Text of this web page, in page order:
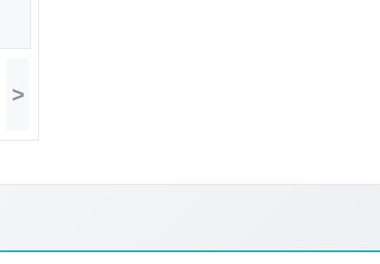
>